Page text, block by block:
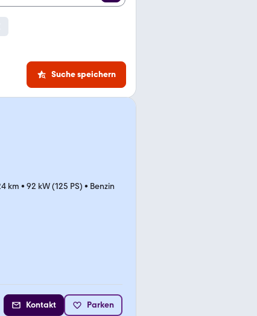
Suche speichern
km • 92 kW (125 PS) • Benzin
Kontakt Parken